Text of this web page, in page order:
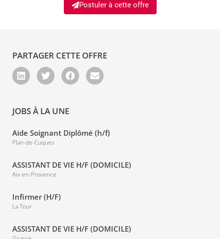
Postuler à cette offre
PARTAGER CETTE OFFRE
JOBS À LA UNE
Aide Soignant Diplômé (h/f)
Plan-de-Cuques
ASSISTANT DE VIE H/F (DOMICILE)
Aix-en-Provence
Infirmer (H/F)
La Tour
ASSISTANT DE VIE H/F (DOMICILE)